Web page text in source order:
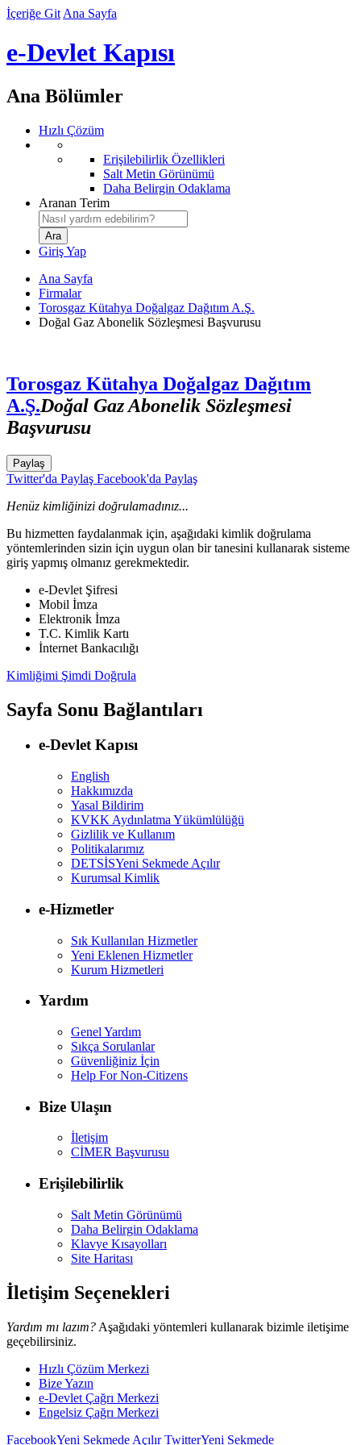
İçeriğe Git Ana Sayfa
e-Devlet Kapısı
Ana Bölümler
Hızlı Çözüm
Erişilebilirlik Özellikleri
Salt Metin Görünümü
Daha Belirgin Odaklama
Aranan Terim
Giriş Yap
Ana Sayfa
Firmalar
Torosgaz Kütahya Doğalgaz Dağıtım A.Ş.
Doğal Gaz Abonelik Sözleşmesi Başvurusu
Torosgaz Kütahya Doğalgaz Dağıtım
A.Ş.Doğal Gaz Abonelik Sözleşmesi
Başvurusu
Paylaş
Twitter'da Paylaş Facebook'da Paylaş
Henüz kimliğinizi doğrulamadınız...
Bu hizmetten faydalanmak için, aşağıdaki kimlik doğrulama
yöntemlerinden sizin için uygun olan bir tanesini kullanarak sisteme
giriş yapmış olmanız gerekmektedir.
e-Devlet Şifresi
Mobil İmza
Elektronik İmza
T.C. Kimlik Kartı
İnternet Bankacılığı
Kimliğimi Şimdi Doğrula
Sayfa Sonu Bağlantıları
e-Devlet Kapısı
English
Hakkımızda
Yasal Bildirim
KVKK Aydınlatma Yükümlülüğü
Gizlilik ve Kullanım
Politikalarımız
DETSİSYeni Sekmede Açılır
Kurumsal Kimlik
e-Hizmetler
Sık Kullanılan Hizmetler
Yeni Eklenen Hizmetler
Kurum Hizmetleri
Yardım
Genel Yardım
Sıkça Sorulanlar
Güvenliğiniz İçin
Help For Non-Citizens
Bize Ulaşın
İletişim
CİMER Başvurusu
Erişilebilirlik
Salt Metin Görünümü
Daha Belirgin Odaklama
Klavye Kısayolları
Site Haritası
İletişim Seçenekleri
Yardım mı lazım? Aşağıdaki yöntemleri kullanarak bizimle iletişime
geçebilirsiniz.
Hızlı Çözüm Merkezi
Bize Yazın
e-Devlet Çağrı Merkezi
Engelsiz Çağrı Merkezi
FacebookYeni Sekmede AçılırTwitterYeni Sekmede